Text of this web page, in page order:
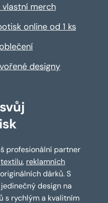
merch
online od 1 ks
designy
profesionální partner
textilu, reklamních
dárků. S
design na
s rychlým a kvalitním